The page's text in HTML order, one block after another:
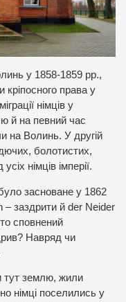
у 1858-1859 рр.,
кріпосного права у
німців у
й на певний час
на Волинь. У другій
болотистих,
німців імперії.
засноване у 1862
– заздрити й der Neider
сповнений
Навряд чи
тут землю, жили
німці поселились у